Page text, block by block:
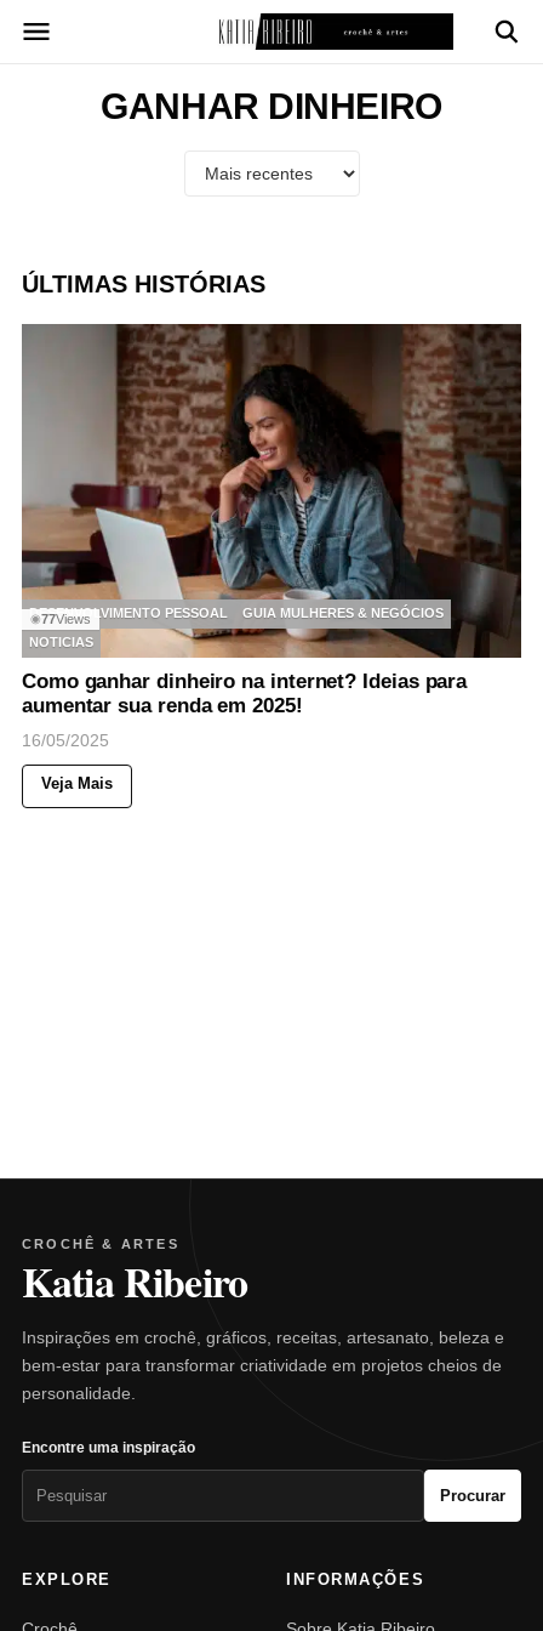
para
GANHAR DINHEIRO
ÚLTIMAS HISTÓRIAS
◉77Views
DESENVOLVIMENTO PESSOAL
GUIA MULHERES & NEGÓCIOS
NOTICIAS
Como ganhar dinheiro na internet? Ideias para
aumentar sua renda em 2025!
16/05/2025
Veja Mais
CROCHÊ & ARTES
Katia Ribeiro
Inspirações em crochê, gráficos, receitas, artesanato, beleza e
bem-estar para transformar criatividade em projetos cheios de
personalidade.
Encontre uma inspiração
Procurar
EXPLORE INFORMAÇÕES